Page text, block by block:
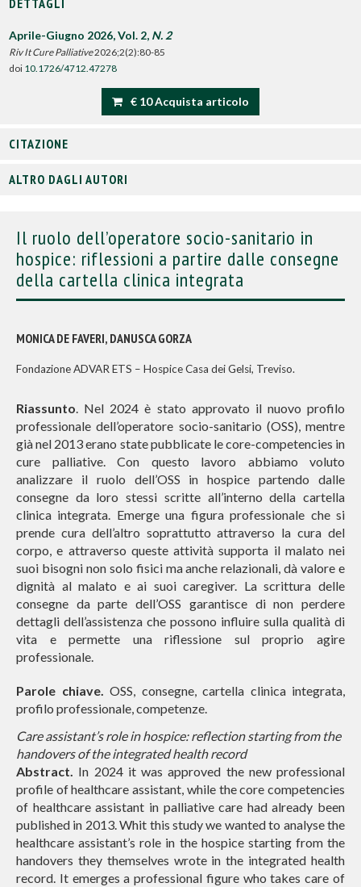
DETTAGLI
Aprile-Giugno 2026, Vol. 2, N. 2
Riv It Cure Palliative2026;2(2):80-85
doi 10.1726/4712.47278
€ 10 Acquista articolo
CITAZIONE
ALTRO DAGLI AUTORI
Il ruolo dell’operatore socio-sanitario in
hospice: riflessioni a partire dalle consegne
della cartella clinica integrata
MONICA DE FAVERI, DANUSCA GORZA
Fondazione ADVAR ETS – Hospice Casa dei Gelsi, Treviso.
Riassunto. Nel 2024 è stato approvato il nuovo profilo
professionale dell’operatore socio-sanitario (OSS), mentre
già nel 2013 erano state pubblicate le core-competencies in
cure palliative. Con questo lavoro abbiamo voluto
analizzare il ruolo dell’OSS in hospice partendo dalle
consegne da loro stessi scritte all’interno della cartella
clinica integrata. Emerge una figura professionale che si
prende cura dell’altro soprattutto attraverso la cura del
corpo, e attraverso queste attività supporta il malato nei
suoi bisogni non solo fisici ma anche relazionali, dà valore e
dignità al malato e ai suoi caregiver. La scrittura delle
consegne da parte dell’OSS garantisce di non perdere
dettagli dell’assistenza che possono influire sulla qualità di
vita e permette una riflessione sul proprio agire
professionale.
Parole chiave. OSS, consegne, cartella clinica integrata,
profilo professionale, competenze.
Care assistant’s role in hospice: reflection starting from the
handovers of the integrated health record
Abstract. In 2024 it was approved the new professional
profile of healthcare assistant, while the core competencies
of healthcare assistant in palliative care had already been
published in 2013. Whit this study we wanted to analyse the
healthcare assistant’s role in the hospice starting from the
handovers they themselves wrote in the integrated health
record. It emerges a professional figure who takes care of